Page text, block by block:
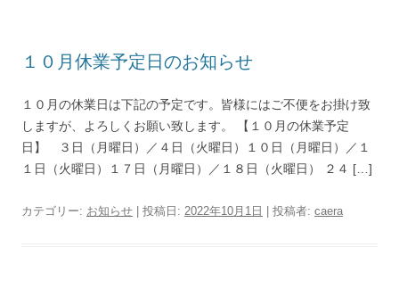
１０月休業予定日のお知らせ
１０月の休業日は下記の予定です。皆様にはご不便をお掛け致
しますが、よろしくお願い致します。 【１０月の休業予定
日】 ３日（月曜日）／４日（火曜日）１０日（月曜日）／１
１日（火曜日）１７日（月曜日）／１８日（火曜日） ２４ […]
カテゴリー: お知らせ | 投稿日: 2022年10月1日 投稿者: caera